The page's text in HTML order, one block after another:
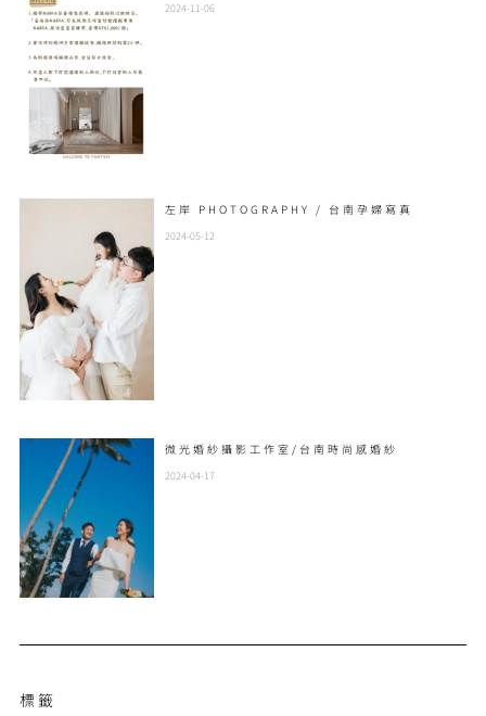
2024-11-06
左岸 PHOTOGRAPHY / 台南孕婦寫真
2024-05-12
微光婚紗攝影工作室/台南時尚感婚紗
2024-04-17
標籤